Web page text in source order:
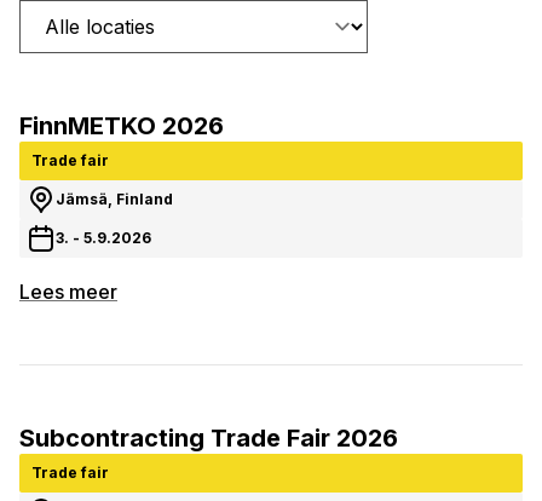
Alle locaties
FinnMETKO 2026
Trade fair
Jämsä, Finland
3. - 5.9.2026
Lees meer
Subcontracting Trade Fair 2026
Trade fair